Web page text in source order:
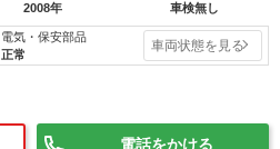
2008年
車検無し
電気・保安部品
正常
車両状態を見る
電話をかける